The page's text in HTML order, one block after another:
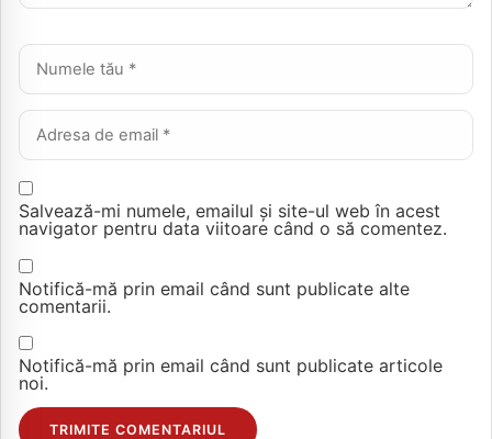
Nume *
Email *
Salvează-mi numele, emailul și site-ul web în acest
navigator pentru data viitoare când o să comentez.
Notifică-mă prin email când sunt publicate alte
comentarii.
Notifică-mă prin email când sunt publicate articole
noi.